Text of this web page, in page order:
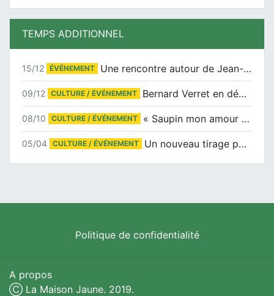
TEMPS ADDITIONNEL
15/12 ÉVÉNEMENT Une rencontre autour de Jean-Claude Suaudeau
09/12 CULTURE / ÉVÉNEMENT Bernard Verret en dédicaces le samedi 13 décembre à l’Espace Culturel Atlantis
08/10 CULTURE / ÉVÉNEMENT « Saupin mon amour » au salon du livre de Trentemoult
05/04 CULTURE / ÉVÉNEMENT Un nouveau tirage pour le Docu-BD
Politique de confidentialité
A propos
Ⓒ La Maison Jaune. 2019.